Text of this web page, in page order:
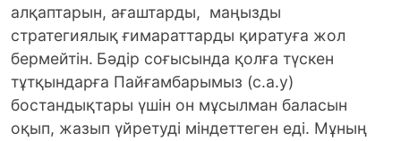
алқаптарын, ағаштарды, маңызды
стратегиялық ғимараттарды қиратуға жол
бермейтін. Бәдір соғысында қолға түскен
тұтқындарға Пайғамбарымыз (с.а.у)
бостандықтары үшін он мұсылман баласын
оқып, жазып үйретуді міндеттеген еді. Мұның